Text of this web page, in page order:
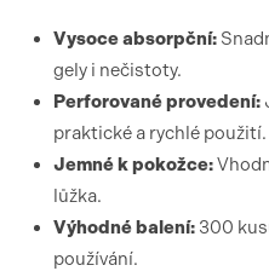
Vysoce absorpční:
gely i nečistoty.
Perforované provedení:
praktické a rychlé použití.
Jemné k pokožce:
lůžka.
Výhodné balení: 300
používání.